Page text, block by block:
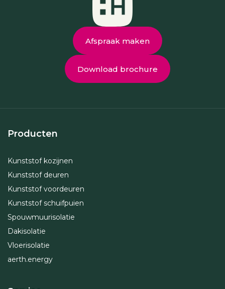
Afspraak maken
Download brochure
Producten
Kunststof kozijnen
Kunststof deuren
Kunststof voordeuren
Kunststof schuifpuien
Spouwmuurisolatie
Dakisolatie
Vloerisolatie
aerth.energy